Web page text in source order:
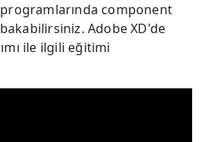
component
Adobe XD'de
ile ilgili eğitimi